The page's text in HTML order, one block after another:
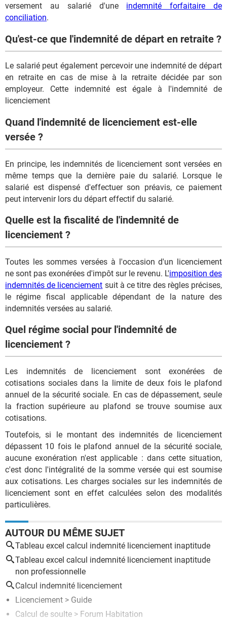
versement au salarié d'une indemnité forfaitaire de
conciliation.
Qu'est-ce que l'indemnité de départ en retraite ?
Le salarié peut également percevoir une indemnité de départ
en retraite en cas de mise à la retraite décidée par son
employeur. Cette indemnité est égale à l'indemnité de
licenciement
Quand l'indemnité de licenciement est-elle
versée ?
En principe, les indemnités de licenciement sont versées en
même temps que la dernière paie du salarié. Lorsque le
salarié est dispensé d'effectuer son préavis, ce paiement
peut intervenir lors du départ effectif du salarié.
Quelle est la fiscalité de l'indemnité de
licenciement ?
Toutes les sommes versées à l'occasion d'un licenciement
ne sont pas exonérées d'impôt sur le revenu. L'imposition des
indemnités de licenciement suit à ce titre des règles précises,
le régime fiscal applicable dépendant de la nature des
indemnités versées au salarié.
Quel régime social pour l'indemnité de
licenciement ?
Les indemnités de licenciement sont exonérées de
cotisations sociales dans la limite de deux fois le plafond
annuel de la sécurité sociale. En cas de dépassement, seule
la fraction supérieure au plafond se trouve soumise aux
cotisations.
Toutefois, si le montant des indemnités de licenciement
dépassent 10 fois le plafond annuel de la sécurité sociale,
aucune exonération n'est applicable : dans cette situation,
c'est donc l'intégralité de la somme versée qui est soumise
aux cotisations. Les charges sociales sur les indemnités de
licenciement sont en effet calculées selon des modalités
particulières.
AUTOUR DU MÊME SUJET
Tableau excel calcul indemnité licenciement inaptitude
Tableau excel calcul indemnité licenciement inaptitude
non professionnelle
Calcul indemnité licenciement
Licenciement > Guide
Calcul de soulte > Forum Habitation